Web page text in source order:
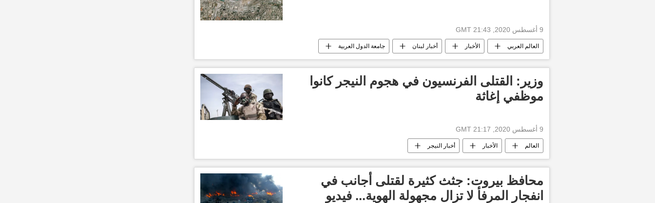
9 أغسطس 2020, 21:43 GMT
العالم العربي الأخبار أخبار لبنان جامعة الدول العربية
وزير: القتلى الفرنسيون في هجوم النيجر كانوا
موظفي إغاثة
9 أغسطس 2020, 21:17 GMT
العالم الأخبار أخبار النيجر
محافظ بيروت: جثث كثيرة لقتلى أجانب في
انفجار المرفأ لا تزال مجهولة الهوية... فيديو